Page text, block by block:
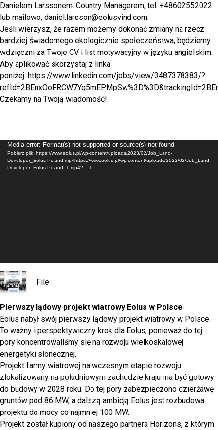
Danielem Larssonem, Country Managerem, tel: +48602552022
lub mailowo, daniel.larsson@eolusvind.com.
Jeśli wierzysz, że razem możemy dokonać zmiany na rzecz
bardziej świadomego ekologicznie społeczeństwa, będziemy
wdzięczni za Twoje CV i list motywacyjny w języku angielskim.
Aby aplikować skorzystaj z linka
poniżej: https://www.linkedin.com/jobs/view/3487378383/?
Czekamy na Twoją wiadomość!
Odtwarzacz
video
Media error: Format(s) not supported or source(s) not found
Pobierz plik: https://www.eolus.pl/wp-content/uploads/2023/02/Job_Land-
Developer_Eolus-Poland.mp4https://www.eolus.pl/wp-content/uploads/2023/02/Job_Land-
Developer_Eolus-Poland_1.mp4?_=1
File
Pierwszy lądowy projekt wiatrowy Eolus w Polsce
Eolus nabył swój pierwszy lądowy projekt wiatrowy w Polsce.
To ważny i perspektywiczny krok dla Eolus, ponieważ do tej
pory koncentrowaliśmy się na rozwoju wielkoskalowej
energetyki słonecznej.
Projekt farmy wiatrowej na wczesnym etapie rozwoju
zlokalizowany na południowym zachodzie kraju ma być gotowy
do budowy w 2028 roku. Do tej pory zabezpieczono dzierżawę
gruntów pod 86 MW, a dalszą ambicją Eolus jest rozbudowa
projektu do mocy co najmniej 100 MW.
Projekt został kupiony od naszego partnera Horizons, z którym